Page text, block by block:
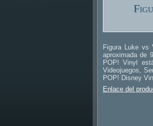
Figura Luke vs
aproximada de
POP! Vinyl
Videojuegos,
POP! Disney
Enlace del